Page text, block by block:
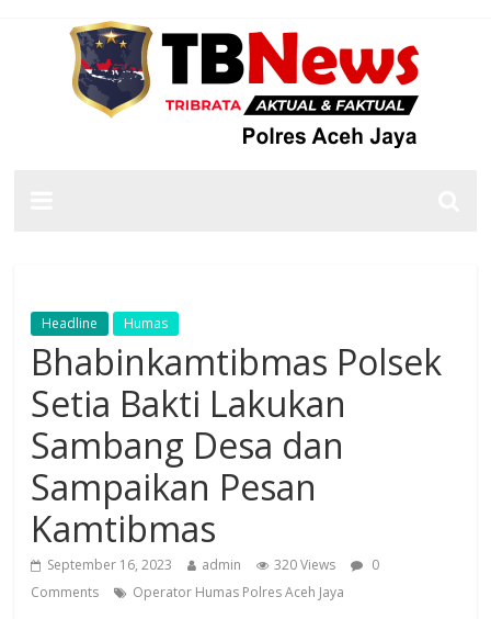
Headline Humas
Bhabinkamtibmas Polsek
Setia Bakti Lakukan
Sambang Desa dan
Sampaikan Pesan
Kamtibmas
September 16, 2023 admin 320 Views
0
Comments
Operator Humas Polres Aceh Jaya